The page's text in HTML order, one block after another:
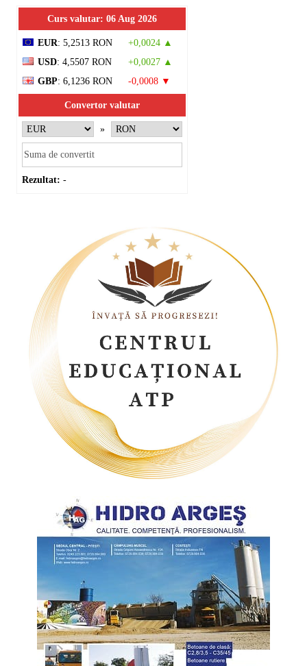
Curs valutar: 06 Aug 2026
EUR: 5,2513 RON
+0,0024 ▲
USD: 4,5507 RON
+0,0027 ▲
GBP: 6,1236 RON -0,0008 ▼
Convertor valutar
»
Rezultat: -